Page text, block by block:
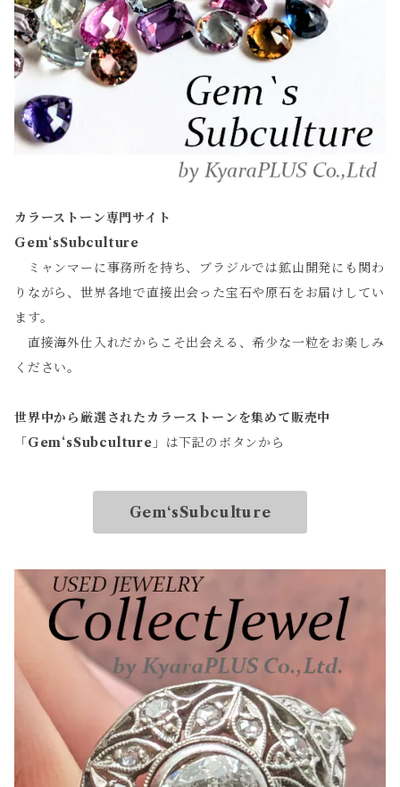
カラーストーン専門サイト
Gem‘sSubculture
ミャンマーに事務所を持ち、ブラジルでは鉱山開発にも関わ
りながら、世界各地で直接出会った宝石や原石をお届けしてい
ます。
直接海外仕入れだからこそ出会える、希少な一粒をお楽しみ
ください。
世界中から厳選されたカラーストーンを集めて販売中
「Gem‘sSubculture 」は下記のボタンから
Gem‘sSubculture